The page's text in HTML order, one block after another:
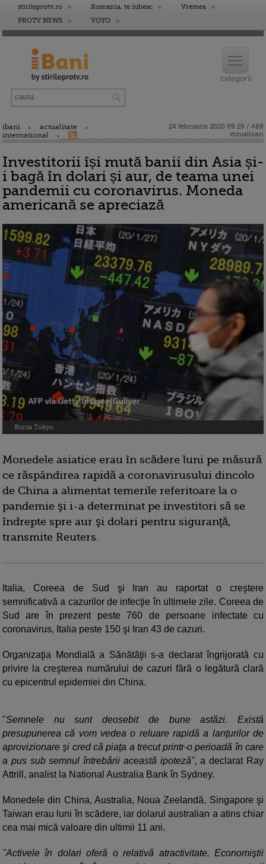
stirileprotv.ro Romania, te iubesc
Vremea
PROTV NEWS
VOYO
ibani
actualitate
international
24 februarie 2020 09:29 / 488
vizualizari
Investitorii își mută banii din Asia și-
i bagă în dolari și aur, de teama unei
pandemii cu coronavirus. Moneda
americană se apreciază
Bursa Tokyo
Monedele asiatice erau în scădere luni pe măsură
ce răspândirea rapidă a coronavirusului dincolo
de China a alimentat temerile referitoare la o
pandemie şi i-a determinat pe investitori să se
îndrepte spre aur şi dolari pentru siguranţă,
transmite Reuters.
Italia, Coreea de Sud şi Iran au raportat o creştere
semnificativă a cazurilor de infecţie în ultimele zile. Coreea de
Sud are în prezent peste 760 de persoane infectate cu
coronavirus, Italia peste 150 şi Iran 43 de cazuri.
Organizaţia Mondială a Sănătăţii s-a declarat îngrijorată cu
privire la creşterea numărului de cazuri fără o legătură clară
cu epicentrul epidemiei din China.
"Semnele nu sunt deosebit de bune astăzi. Există
presupunerea că vom vedea o reluare rapidă a lanţurilor de
aprovizionare şi cred că piaţa a trecut printr-o perioadă în care
a pus sub semnul întrebării această ipoteză", a declarat Ray
Attrill, analist la National Australia Bank în Sydney.
Monedele din China, Australia, Noua Zeelandă, Singapore şi
Taiwan erau luni în scădere, iar dolarul australian a atins chiar
cea mai mică valoare din ultimii 11 ani.
"Activele în dolari oferă o relativă atractivitate. Economiştii